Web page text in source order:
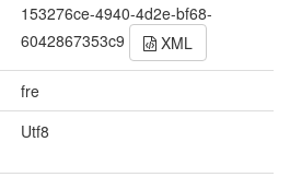
153276ce-4940-4d2e-bf68-
6042867353c9
XML
fre
Utf8